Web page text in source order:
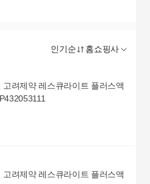
인기순 홈쇼핑사
려제약 레스큐라이트 플러스액
려제약 레스큐라이트 플러스액